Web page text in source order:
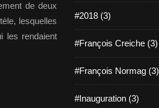
de deux
lesquelles
les rendaient
#2018 (3)
#François Creiche (3)
#François Normag (3)
#Inauguration (3)